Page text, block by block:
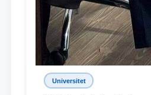
Universitet